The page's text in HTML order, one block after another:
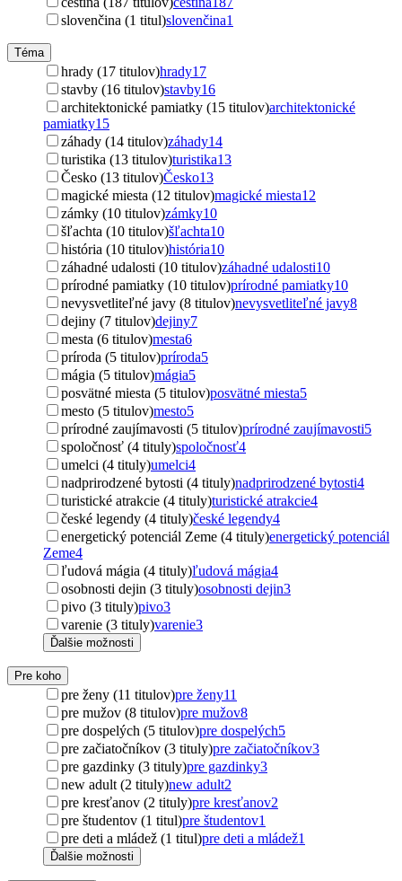
slovenčina (1 titul)slovenčina1
Téma
hrady (17 titulov)hrady17
stavby (16 titulov)stavby16
architektonické pamiatky (15 titulov)architektonické
pamiatky15
záhady (14 titulov)záhady14
turistika (13 titulov)turistika13
Česko (13 titulov)Česko13
magické miesta (12 titulov)magické miesta12
zámky (10 titulov)zámky10
šľachta (10 titulov)šľachta10
história (10 titulov)história10
záhadné udalosti (10 titulov)záhadné udalosti10
prírodné pamiatky (10 titulov)prírodné pamiatky10
nevysvetliteľné javy (8 titulov)nevysvetliteľné javy8
dejiny (7 titulov)dejiny7
mesta (6 titulov)mesta6
príroda (5 titulov)príroda5
mágia (5 titulov)mágia5
posvätné miesta (5 titulov)posvätné miesta5
mesto (5 titulov)mesto5
prírodné zaujímavosti (5 titulov)prírodné zaujímavosti5
spoločnosť (4 tituly)spoločnosť4
umelci (4 tituly)umelci4
nadprirodzené bytosti (4 tituly)nadprirodzené bytosti4
turistické atrakcie (4 tituly)turistické atrakcie4
české legendy (4 tituly)české legendy4
energetický potenciál Zeme (4 tituly)energetický potenciál
Zeme4
ľudová mágia (4 tituly)ľudová mágia4
osobnosti dejin (3 tituly)osobnosti dejin3
pivo (3 tituly)pivo3
varenie (3 tituly)varenie3
Ďalšie možnosti
Pre koho
pre ženy (11 titulov)pre ženy11
pre mužov (8 titulov)pre mužov8
pre dospelých (5 titulov)pre dospelých5
pre začiatočníkov (3 tituly)pre začiatočníkov3
pre gazdinky (3 tituly)pre gazdinky3
new adult (2 tituly)new adult2
pre kresťanov (2 tituly)pre kresťanov2
pre študentov (1 titul)pre študentov1
pre deti a mládež (1 titul)pre deti a mládež1
Ďalšie možnosti